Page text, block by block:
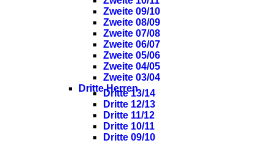
Zweite 09/10
Zweite 08/09
Zweite 07/08
Zweite 06/07
Zweite 05/06
Zweite 04/05
Zweite 03/04
Dritte Herren
Dritte 13/14
Dritte 12/13
Dritte 11/12
Dritte 10/11
Dritte 09/10